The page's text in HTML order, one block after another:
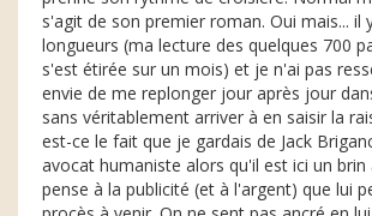
s'agit de son premier roman. Oui mais... il
longueurs (ma lecture des quelques 700
s'est étirée sur un mois) et je n'ai pas
envie de me replonger jour après jour
sans véritablement arriver à en saisir la
est-ce le fait que je gardais de Jack
avocat humaniste alors qu'il est ici un brin
pense à la publicité (et à l'argent) que lui